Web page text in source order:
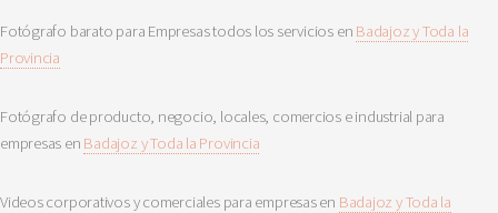
Fotógrafo barato para Empresas todos los servicios en Badajoz y Toda la
Provincia
Fotógrafo de producto, negocio, locales, comercios e industrial para
empresas en Badajoz y Toda la Provincia
Videos corporativos y comerciales para empresas en Badajoz y Toda la